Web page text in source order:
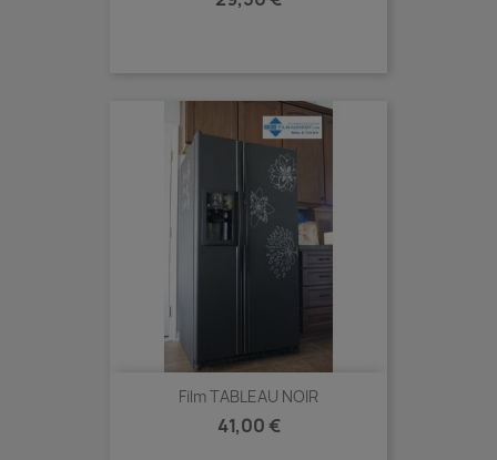
Film TABLEAU NOIR
Prix
41,00 €